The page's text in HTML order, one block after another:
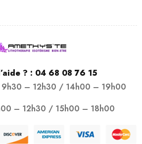
? : 04 68 08 76 15
9h30 – 12h30 / 14h00 – 19h00
– 12h30 / 15h00 – 18h00